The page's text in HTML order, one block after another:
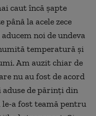
caut încă şapte
până la acele zece
noi de undeva
temperatură şi
Am auzit chiar de
nu au fost de acord
aduse de părinţi din
le-a fost teamă pentru